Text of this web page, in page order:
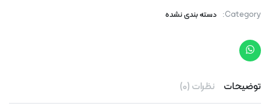
Category: دسته بندی نشده
توضیحات نظرات (0)